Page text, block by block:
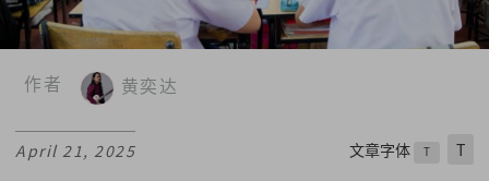
作者 黄奕达
April 21, 2025 文章字体 T T